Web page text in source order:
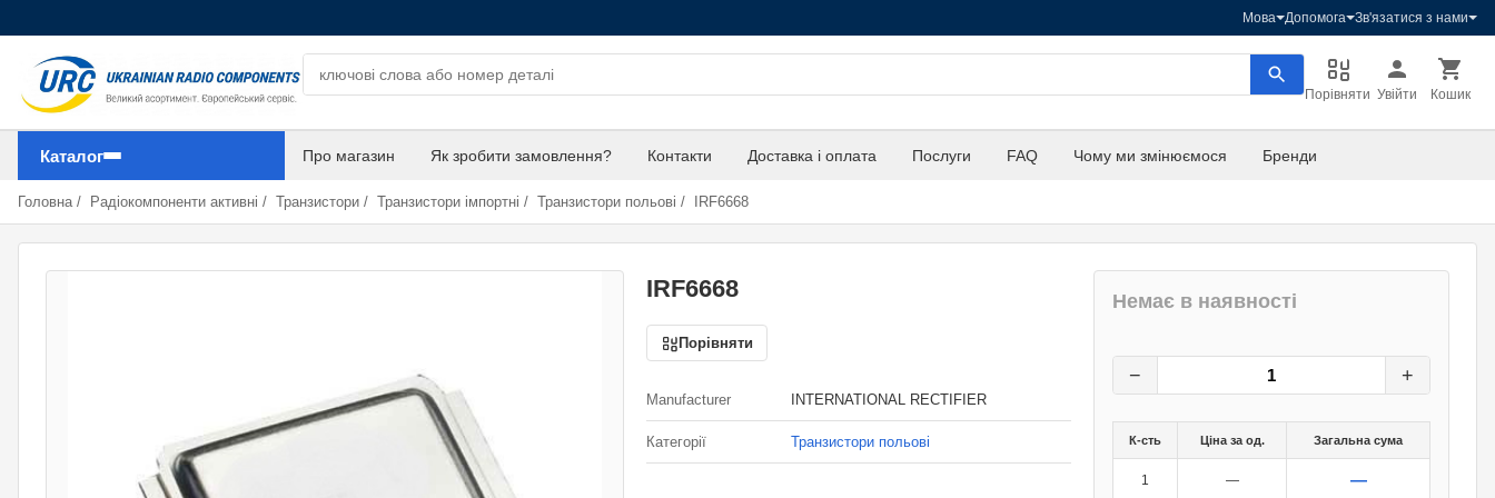
Мова Допомога Зв'язатися з нами
Порівняти Увійти Кошик
Каталог Про магазин Як зробити замовлення? Контакти Доставка і оплата Послуги FAQ Чому ми змінюємося Бренди
Головна / Радіокомпоненти активні / Транзистори / Транзистори імпортні / Транзистори польові / IRF6668
IRF6668
Порівняти
Manufacturer INTERNATIONAL RECTIFIER
Категорії Транзистори польові
Немає в наявності
− +
К-сть Ціна за од. Загальна сума
1 — —